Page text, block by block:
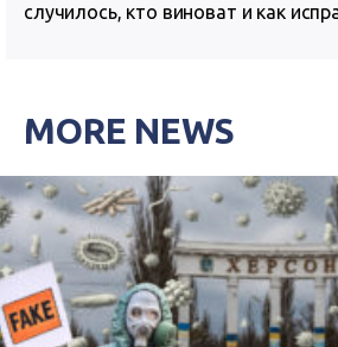
случилось, кто виноват и как
MORE NEWS